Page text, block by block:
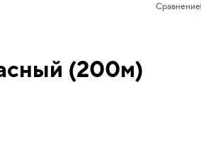
Сравнение
(200м)